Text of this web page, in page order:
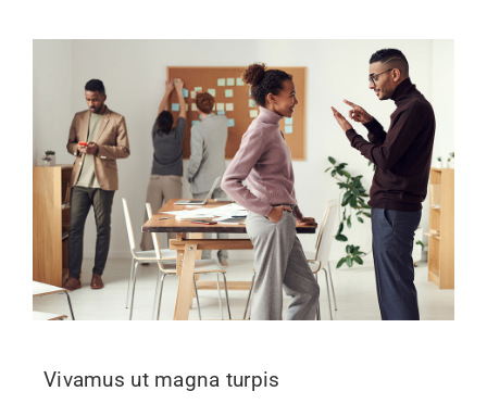
Vivamus ut magna turpis